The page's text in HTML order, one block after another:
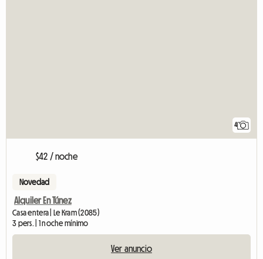
4
$42 / noche
Novedad
Alquiler En Túnez
Casa entera | Le Kram (2085)
3 pers. | 1 noche mínimo
Ver anuncio